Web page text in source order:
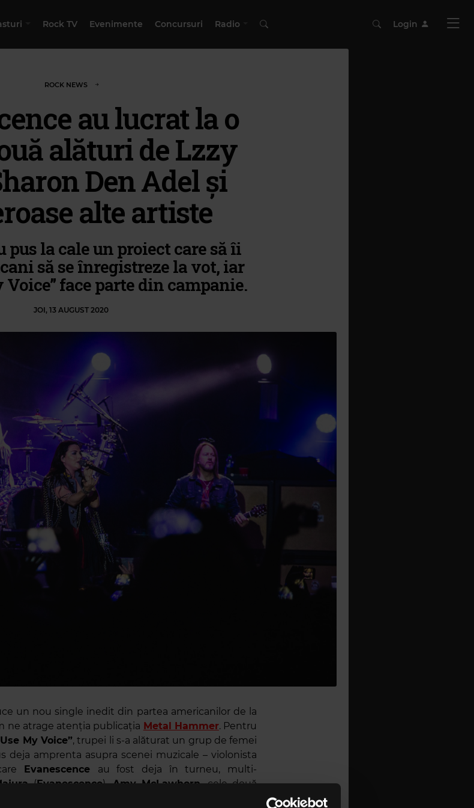
Rock TV Evenimente Concursuri Radio Login
ROCK NEWS
au lucrat la o
alături de Lzzy
Den Adel și
alte artiste
la cale un proiect care să îi
să se înregistreze la vot, iar
Voice” face parte din campanie.
JOI, 13 AUGUST 2020
un nou single inedit din partea americanilor de la
ne atrage atenția publicația Metal Hammer. Pentru
My Voice”, trupei li s-a alăturat un grup de femei
deja amprenta asupra scenei muzicale – violonista
Evanescence au fost deja în turneu, multi-
(Evanescence),Amy McLawhorn, cele două